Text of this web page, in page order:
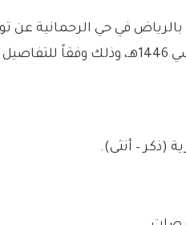
بالرياض في حي الرحمانية عن
وإدارية (رجال / نساء) للعام الدراسي 1446هـ،